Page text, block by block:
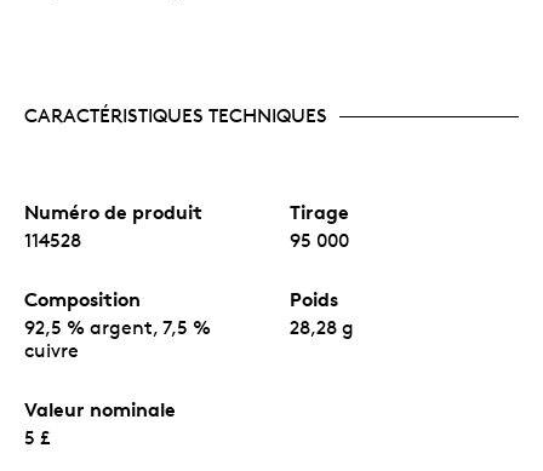
CARACTÉRISTIQUES TECHNIQUES
Numéro de produit
114528
Tirage
95 000
Composition
92,5 % argent, 7,5 %
cuivre
Poids
28,28 g
Valeur nominale
5 £